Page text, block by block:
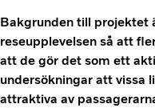
Nyheter & stories
Kontakt
Bakgrunden till projektet
reseupplevelsen så att
att de gör det som ett
undersökningar att vissa
attraktiva av